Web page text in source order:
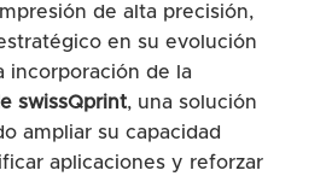
de alta precisión,
en su evolución
incorporación de la
swissQprint, una solución
ampliar su capacidad
aplicaciones y reforzar